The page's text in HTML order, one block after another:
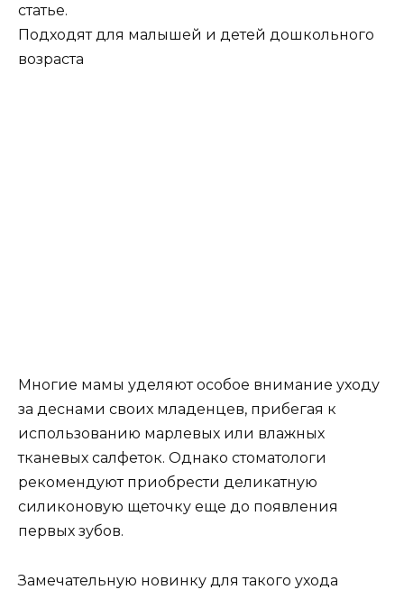
статье.
Подходят для малышей и детей дошкольного
возраста
Многие мамы уделяют особое внимание уходу
за деснами своих младенцев, прибегая к
использованию марлевых или влажных
тканевых салфеток. Однако стоматологи
рекомендуют приобрести деликатную
силиконовую щеточку еще до появления
первых зубов.
Замечательную новинку для такого ухода